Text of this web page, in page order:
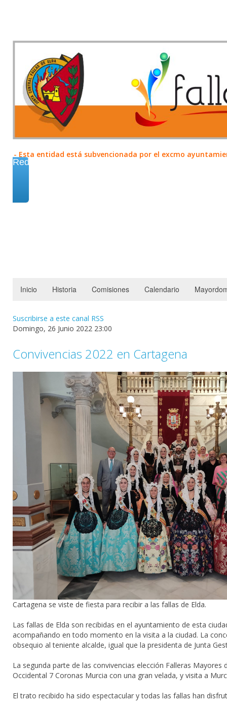
- Esta entidad está subvencionada por el excmo
Redes
Inicio Historia Comisiones Calendario
Suscribirse a este canal RSS
Domingo, 26 Junio 2022 23:00
Convivencias 2022 en Cartagena
Cartagena se viste de fiesta para recibir a las fallas de Elda.
Las fallas de Elda son recibidas en el ayuntamiento de esta
acompañando en todo momento en la visita a la ciudad. La
obsequio al teniente alcalde, igual que la presidenta de Junta
La segunda parte de las convivencias elección Falleras
Occidental 7 Coronas Murcia con una gran velada, y visita a
El trato recibido ha sido espectacular y todas las fallas han